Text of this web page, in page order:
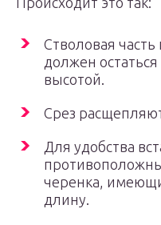
Стволовая
должен
высотой.
Срез
Для удобства
черенка,
длину.